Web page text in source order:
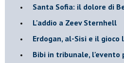
Santa Sofia: il dolore di
L'addio a ​Zeev Sternhell
Erdogan, al-Sisi e il gioco
Bibi in tribunale, l'evento